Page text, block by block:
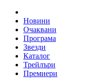
Новини
Очаквани
Програма
Звезди
Каталог
Трейлъри
Премиери